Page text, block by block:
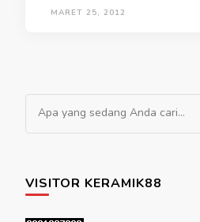
MARET 25, 2012
Mencari Sesuatu?
VISITOR KERAMIK88